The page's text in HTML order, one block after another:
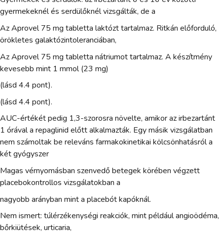
gyermekeknél és serdülőknél vizsgálták, de a
Az Aprovel 75 mg tabletta laktózt tartalmaz. Ritkán előforduló,
örökletes galaktózintoleranciában,
Az Aprovel 75 mg tabletta nátriumot tartalmaz. A készítmény
kevesebb mint 1 mmol (23 mg)
(lásd 4.4 pont).
(lásd 4.4 pont).
AUC-értékét pedig 1,3-szorosra növelte, amikor az irbezartánt
1 órával a repaglinid előtt alkalmazták. Egy másik vizsgálatban
nem számoltak be releváns farmakokinetikai kölcsönhatásról a
két gyógyszer
Magas vérnyomásban szenvedő betegek körében végzett
placebokontrollos vizsgálatokban a
nagyobb arányban mint a placebót kapóknál.
Nem ismert: túlérzékenységi reakciók, mint például angioödéma,
bőrkiütések, urticaria,